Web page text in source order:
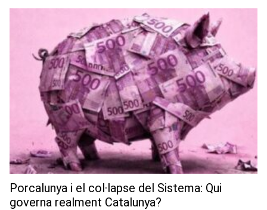
Porcalunya i el col·lapse del Sistema: Qui
governa realment Catalunya?